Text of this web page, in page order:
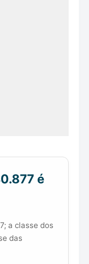
é
a classe dos
das